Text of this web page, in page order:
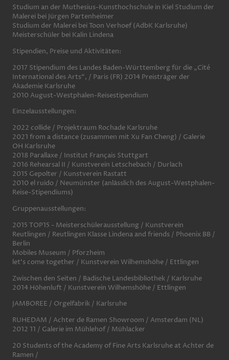
Studium an der Muthesius-Kunsthochschule in Kiel Studium der
Malerei bei Jürgen Partenheimer
Studium der Malerei bei Toon Verhoef (AdbK Karlsruhe)
Meisterschüler bei Kalin Lindena
Stipendien, Preise und Aktivitäten:
2017 Stipendium des Landes Baden-Württemberg für die „Cité
International des Arts“, / Paris (FR) 2014 Preisträger der
Akademie Karlsruhe
2010 August-Westphalen-Reisestipendium
Einzelausstellungen:
2022 collide / Projektraum Rochade Karlsruhe
2021 from a distance (zusammen mit Xu Fan Cheng) / Galerie
OH Karlsruhe
2018 Parallaxe / Institut Français Stuttgart
2016 Rehearsal II / Kunstverein Letschebach / Durlach
2015 Gepolter / Kunstverein Rastatt
2010 el ruido / Neumünster (anlässlich des August-Westphalen-
Reise-Stipendiums)
Gruppenausstellungen:
2015 TOP15 - Meisterschülerausstellung / Kunstverein
Reutlingen / Reutlingen Klasse Lindena and friends / Phoenix BB /
Berlin
Mobiles Museum / Pforzheim
let‘s come together / Kunstverein Wilhemshöhe / Ettlingen
Zwischen den Seiten / Badische Landesbibliothek / Karlsruhe
2014 Höhenluft / Kunstverein Wilhemshöhe / Ettlingen
JAMBOREE / Orgelfabrik / Karlsruhe
RUHEDAM / Achter de Ramen Showroom / Amsterdam (NL)
2012 11 / Galerie im Mühlehof / Mühlacker
20 Students of the Academy of Fine Arts Karlsruhe at Achter de
Ramen /